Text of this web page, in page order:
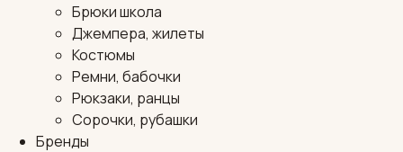
Брюки школа
Джемпера, жилеты
Костюмы
Ремни, бабочки
Рюкзаки, ранцы
Сорочки, рубашки
Бренды